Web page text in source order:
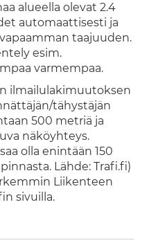
alueella olevat 2.4
automaattisesti ja
taajuuden.
esim.
varmempaa.
ilmailulakimuutoksen
tähystäjän
500 metriä ja
näköyhteys.
olla enintään 150
Lähde: Trafi.fi)
Liikenteen
sivuilla.